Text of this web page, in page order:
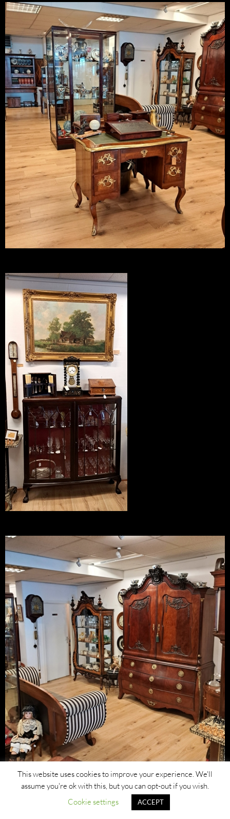
This website uses cookies to improve your experience. We'll
assume you're ok with this, but you can opt-out if you wish.
Cookie settings
ACCEPT